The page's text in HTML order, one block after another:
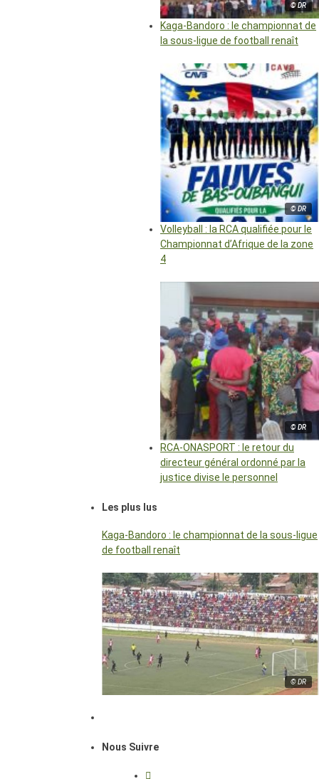
© DR
Kaga-Bandoro : le championnat de
la sous-ligue de football renaît
© DR
Volleyball : la RCA qualifiée pour le
Championnat d’Afrique de la zone
4
© DR
RCA-ONASPORT : le retour du
directeur général ordonné par la
justice divise le personnel
Les plus lus
Kaga-Bandoro : le championnat de la sous-ligue
de football renaît
© DR
Nous Suivre